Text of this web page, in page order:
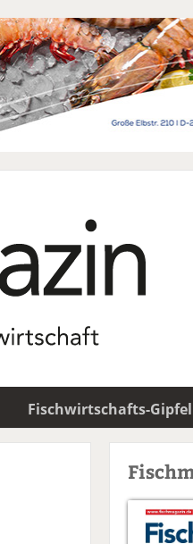
Fischwirtschafts-Gipfel